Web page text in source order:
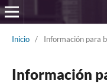
Inicio / Información para
Información